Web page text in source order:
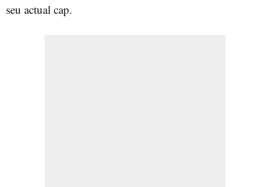
seu actual cap.